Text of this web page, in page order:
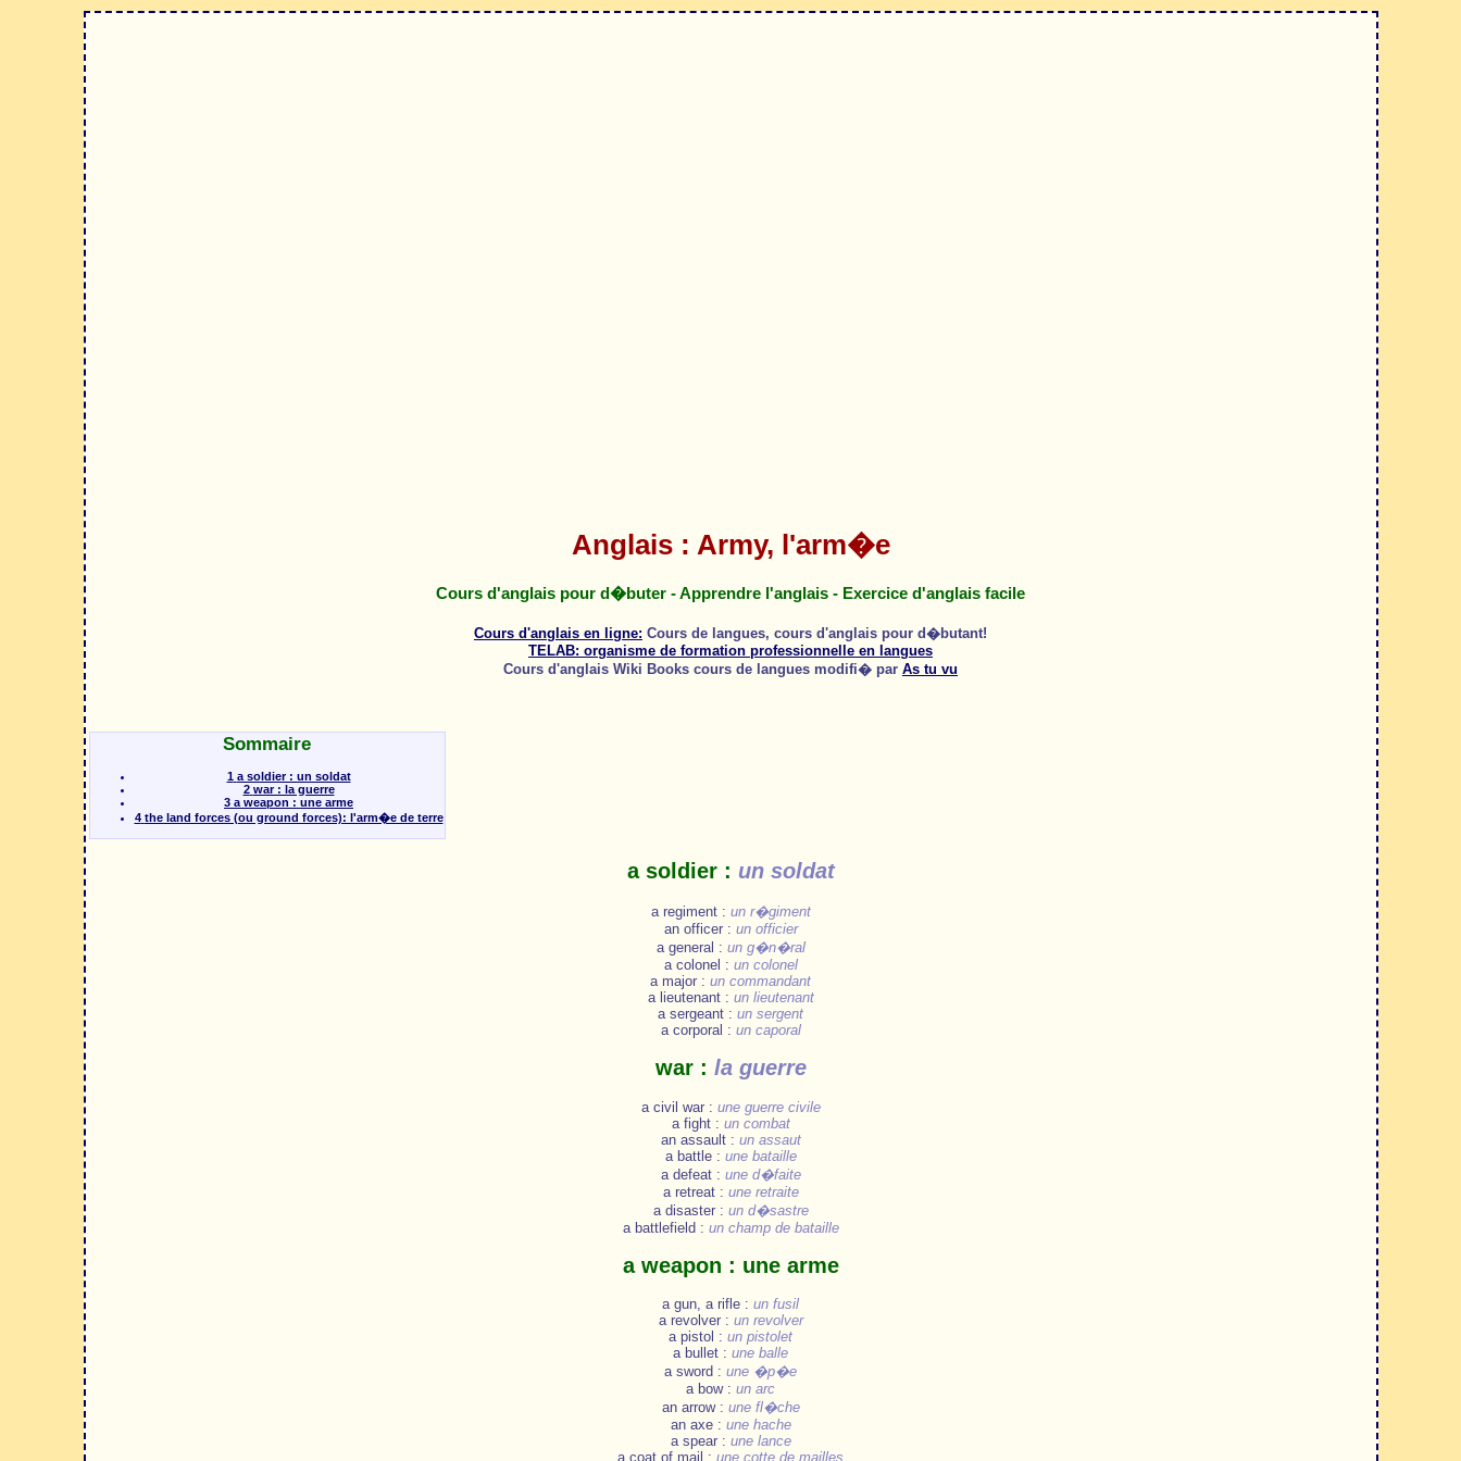
Anglais : Army, l'arm�e
Cours d'anglais pour d�buter - Apprendre l'anglais - Exercice d'anglais facile
Cours d'anglais en ligne: Cours de langues, cours d'anglais pour d�butant!
TELAB: organisme de formation professionnelle en langues
Cours d'anglais Wiki Books cours de langues modifi� par As tu vu
Sommaire
1 a soldier : un soldat
2 war : la guerre
3 a weapon : une arme
4 the land forces (ou ground forces): l'arm�e de terre
a soldier : un soldat
a regiment : un r�giment
an officer : un officier
a general : un g�n�ral
a colonel : un colonel
a major : un commandant
a lieutenant : un lieutenant
a sergeant : un sergent
a corporal : un caporal
war : la guerre
a civil war : une guerre civile
a fight : un combat
an assault : un assaut
a battle : une bataille
a defeat : une d�faite
a retreat : une retraite
a disaster : un d�sastre
a battlefield : un champ de bataille
a weapon : une arme
a gun, a rifle : un fusil
a revolver : un revolver
a pistol : un pistolet
a bullet : une balle
a sword : une �p�e
a bow : un arc
an arrow : une fl�che
an axe : une hache
a spear : une lance
a coat of mail : une cotte de mailles